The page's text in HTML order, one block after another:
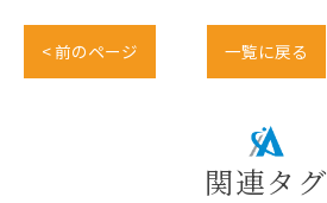
< 前のページ 一覧に戻る
関連タグ